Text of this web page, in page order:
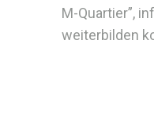
M-Quartier”,
weiterbilden